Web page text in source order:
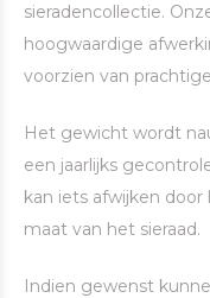
sieradencollectie.
hoogwaardige
voorzien van
Het gewicht wordt
een jaarlijks
kan iets afwijken
maat van het sieraad.
Indien gewenst